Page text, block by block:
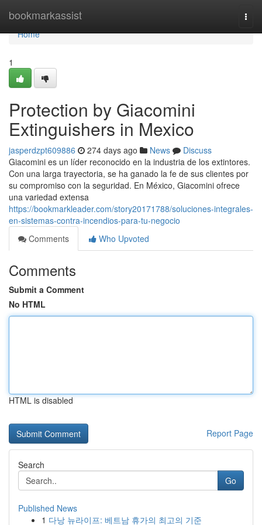
bookmarkassist
Home
Home
1
Protection by Giacomini
Extinguishers in Mexico
jasperdzpt609886 274 days ago News
Discuss
Giacomini es un líder reconocido en la industria de los extintores.
Con una larga trayectoria, se ha ganado la fe de sus clientes por
su compromiso con la seguridad. En México, Giacomini ofrece
una variedad extensa
https://bookmarkleader.com/story20171788/soluciones-integrales-
en-sistemas-contra-incendios-para-tu-negocio
Comments
Who Upvoted
Comments
Submit a Comment
No HTML
HTML is disabled
Report Page
Search
Go
Published News
1 다낭 뉴라이프: 베트남 휴가의 최고의 기준